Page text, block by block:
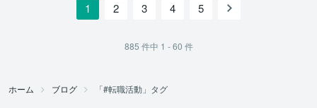
1 2 3 4 5
885 件中 1 - 60 件
ホーム ブログ 「#転職活動」タグ